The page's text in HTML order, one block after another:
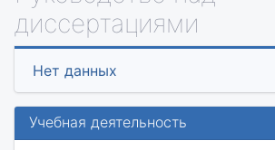
диссертациями
Нет данных
Учебная деятельность